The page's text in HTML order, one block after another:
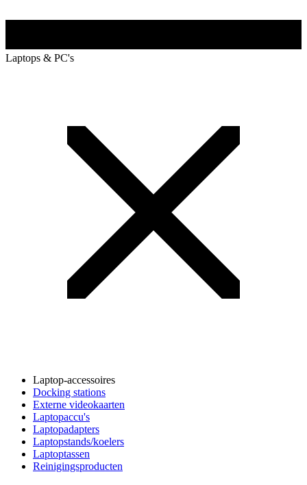
Laptops & PC's
Laptop-accessoires
Docking stations
Externe videokaarten
Laptopaccu's
Laptopadapters
Laptopstands/koelers
Laptoptassen
Reinigingsproducten